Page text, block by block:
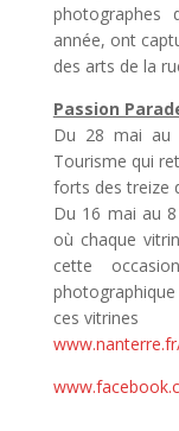
photographes
année, ont
des arts de la
Passion
Du 28 mai au
Tourisme qui
forts des treize
Du 16 mai au
où chaque
cette
ces vitrines